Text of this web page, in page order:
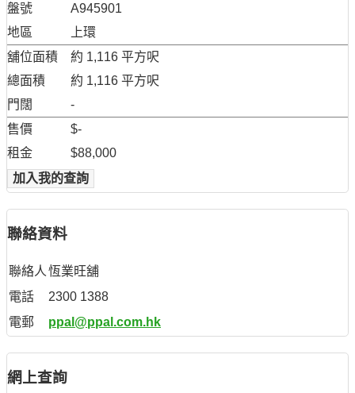
盤號
A945901
地區
上環
舖位面積
約 1,116 平方呎
總面積
約 1,116 平方呎
門闊
-
售價
$-
租金
$88,000
加入我的查詢
聯絡資料
聯絡人 恆業旺舖
電話
2300 1388
電郵
ppal@ppal.com.hk
網上查詢